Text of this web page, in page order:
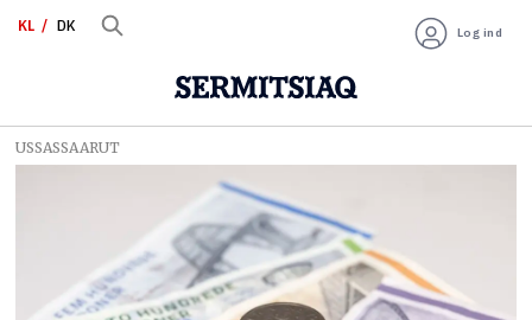
KL DK Log ind
Tag:
pisortanit
aningaasarsiat
USSASSAARUT